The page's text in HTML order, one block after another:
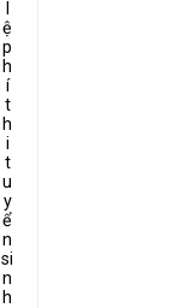
ệ
p
h
í
t
h
i
t
u
y
ể
n
si
n
h